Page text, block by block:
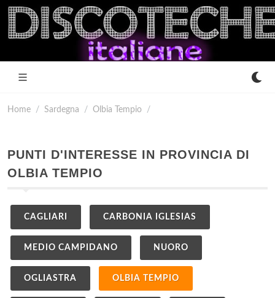
Home Sardegna Olbia Tempio
PUNTI D'INTERESSE IN PROVINCIA DI
OLBIA TEMPIO
CAGLIARI CARBONIA IGLESIAS
MEDIO CAMPIDANO NUORO
OGLIASTRA OLBIA TEMPIO